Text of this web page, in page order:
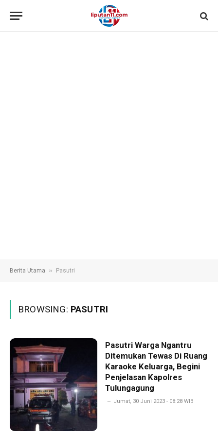
Berita Utama » Pasutri
BROWSING: PASUTRI
Pasutri Warga Ngantru
Ditemukan Tewas Di Ruang
Karaoke Keluarga, Begini
Penjelasan Kapolres
Tulungagung
Jumat, 30 Juni 2023 - 08:28 WIB